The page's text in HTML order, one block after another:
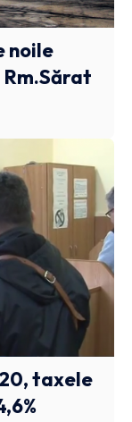
noile
taxele